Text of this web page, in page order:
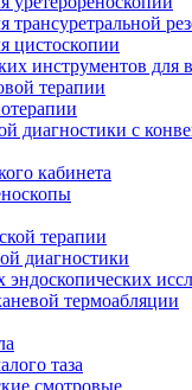
трансуретральной
цистоскопии
инструментов для
терапии
диагностики с
кабинета
терапии
диагностики
эндоскопических
термоабляции
таза
смотровые